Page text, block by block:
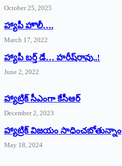
October 25, 2025
హ్యాపీ హొలీ….
March 17, 2022
హ్యాపీ బర్త్ ‌డే… హరీష్‌రావు..!
June 2, 2022
హ్యాట్రిక్‌ ‌సీఎంగా కేసీఆర్‌
December 2, 2023
హ్యాట్రిక్‌ విజయం సాధించబోతున్నాం
May 18, 2024